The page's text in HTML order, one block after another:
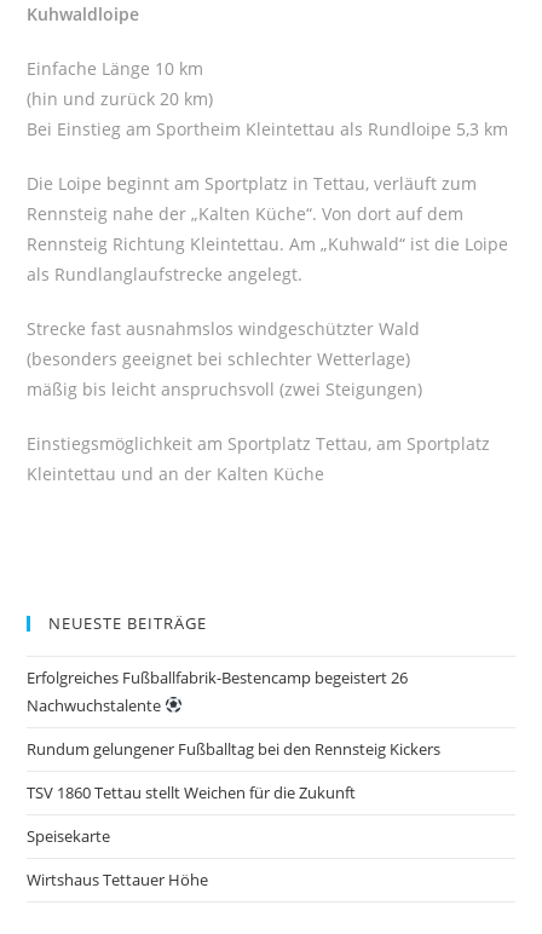
Kuhwaldloipe
Einfache Länge 10 km
(hin und zurück 20 km)
Bei Einstieg am Sportheim Kleintettau als Rundloipe 5,3 km
Die Loipe beginnt am Sportplatz in Tettau, verläuft zum
Rennsteig nahe der „Kalten Küche“. Von dort auf dem
Rennsteig Richtung Kleintettau. Am „Kuhwald“ ist die Loipe
als Rundlanglaufstrecke angelegt.
Strecke fast ausnahmslos windgeschützter Wald
(besonders geeignet bei schlechter Wetterlage)
mäßig bis leicht anspruchsvoll (zwei Steigungen)
Einstiegsmöglichkeit am Sportplatz Tettau, am Sportplatz
Kleintettau und an der Kalten Küche
NEUESTE BEITRÄGE
Erfolgreiches Fußballfabrik-Bestencamp begeistert 26
Nachwuchstalente
Rundum gelungener Fußballtag bei den Rennsteig Kickers
TSV 1860 Tettau stellt Weichen für die Zukunft
Speisekarte
Wirtshaus Tettauer Höhe